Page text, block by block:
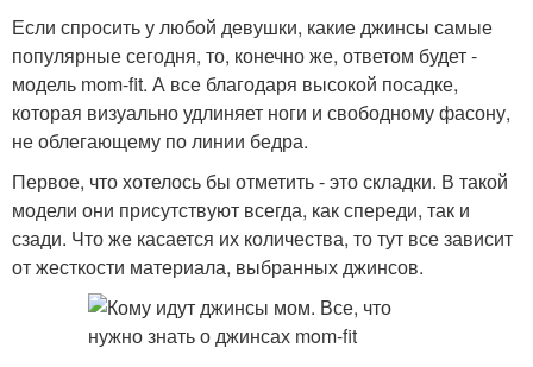
Если спросить у любой девушки, какие джинсы самые
популярные сегодня, то, конечно же, ответом будет -
модель mom-fit. А все благодаря высокой посадке,
которая визуально удлиняет ноги и свободному фасону,
не облегающему по линии бедра.
Первое, что хотелось бы отметить - это складки. В такой
модели они присутствуют всегда, как спереди, так и
сзади. Что же касается их количества, то тут все зависит
от жесткости материала, выбранных джинсов.